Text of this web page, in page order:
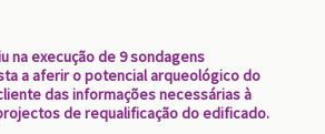
na execução de 9 sondagens
a aferir o potencial arqueológico do
das informações necessárias à
de requalificação do edificado.